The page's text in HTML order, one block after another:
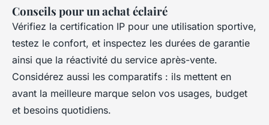
Conseils pour un achat éclairé
Vérifiez la certification IP pour une utilisation sportive,
testez le confort, et inspectez les durées de garantie
ainsi que la réactivité du service après-vente.
Considérez aussi les comparatifs : ils mettent en
avant la meilleure marque selon vos usages, budget
et besoins quotidiens.